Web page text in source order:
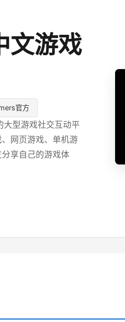
游戏
官方
大型游戏社交互动平
网页游戏、单机游
享自己的游戏体